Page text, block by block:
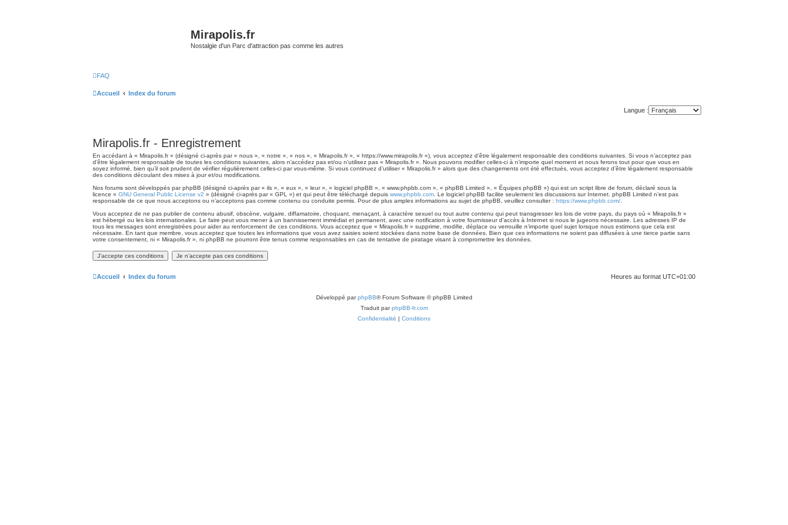
Mirapolis.fr
Nostalgie d'un Parc d'attraction pas comme les autres
FAQ
Accueil Index du forum
Langue :
Mirapolis.fr - Enregistrement
En accédant à « Mirapolis.fr » (désigné ci-après par « nous », « notre », « nos », « Mirapolis.fr », « https://www.mirapolis.fr »), vous acceptez d’être légalement responsable des conditions suivantes. Si vous n’acceptez pas
d’être légalement responsable de toutes les conditions suivantes, alors n’accédez pas et/ou n’utilisez pas « Mirapolis.fr ». Nous pouvons modifier celles-ci à n’importe quel moment et nous ferons tout pour que vous en
soyez informé, bien qu’il soit prudent de vérifier régulièrement celles-ci par vous-même. Si vous continuez d’utiliser « Mirapolis.fr » alors que des changements ont été effectués, vous acceptez d’être légalement responsable
des conditions découlant des mises à jour et/ou modifications.
Nos forums sont développés par phpBB (désigné ci-après par « ils », « eux », « leur », « logiciel phpBB », « www.phpbb.com », « phpBB Limited », « Équipes phpBB ») qui est un script libre de forum, déclaré sous la
licence « GNU General Public License v2 » (désigné ci-après par « GPL ») et qui peut être téléchargé depuis www.phpbb.com . Le logiciel phpBB facilite seulement les discussions sur Internet. phpBB Limited n’est pas
responsable de ce que nous acceptons ou n’acceptons pas comme contenu ou conduite permis. Pour de plus amples informations au sujet de phpBB, veuillez consulter : https://www.phpbb.com/
Vous acceptez de ne pas publier de contenu abusif, obscène, vulgaire, diffamatoire, choquant, menaçant, à caractère sexuel ou tout autre contenu qui peut transgresser les lois de votre pays, du pays où « Mirapolis.fr »
est hébergé ou les lois internationales. Le faire peut vous mener à un bannissement immédiat et permanent, avec une notification à votre fournisseur d’accès à Internet si nous le jugeons nécessaire. Les adresses IP de
tous les messages sont enregistrées pour aider au renforcement de ces conditions. Vous acceptez que « Mirapolis.fr » supprime, modifie, déplace ou verrouille n’importe quel sujet lorsque nous estimons que cela est
nécessaire. En tant que membre, vous acceptez que toutes les informations que vous avez saisies soient stockées dans notre base de données. Bien que ces informations ne soient pas diffusées à une tierce partie sans
votre consentement, ni « Mirapolis.fr », ni phpBB ne pourront être tenus comme responsables en cas de tentative de piratage visant à compromettre les données.
Accueil Index du forum Heures au format UTC+01:00
Développé parphpBB® Forum Software © phpBB Limited
Traduit parphpBB-fr.com
Confidentialité | Conditions